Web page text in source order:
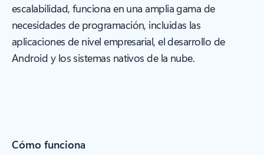
escalabilidad, funciona en una amplia gama de
necesidades de programación, incluidas las
aplicaciones de nivel empresarial, el desarrollo de
Android y los sistemas nativos de la nube.
Cómo funciona